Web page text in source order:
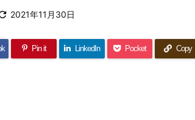
2021年11月30日
Pin it LinkedIn Pocket Copy